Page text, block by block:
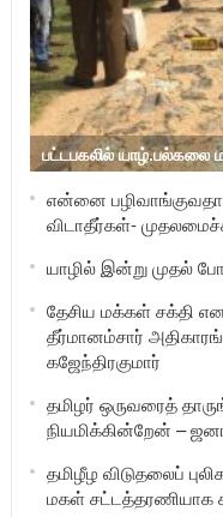
பட்டபகலில்
என்னை
விடாதீர்கள்-
யாழில் இன்று முதல்
தேசிய மக்கள் சக்தி
தீர்மானம்சார்
கஜேந்திரகுமார்
தமிழர் ஒருவரைத்
நியமிக்கின்றேன் –
தமிழீழ விடுதலைப்
மகள் சட்டத்தரணியாக